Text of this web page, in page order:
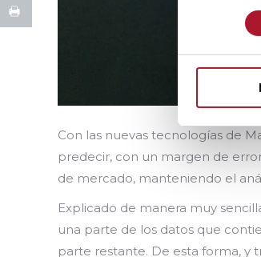
consentimiento
Con las nuevas tecnologías de
predecir, con un margen de
de mercado, manteniendo el
Explicado de manera muy
una parte de los datos que
parte restante. De esta forma, y